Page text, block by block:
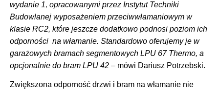
wydanie 1, opracowanymi przez Instytut Techniki
Budowlanej wyposażeniem przeciwwłamaniowym w
klasie RC2, które jeszcze dodatkowo podnosi poziom ich
odporności na włamanie. Standardowo oferujemy je w
garażowych bramach segmentowych LPU 67 Thermo, a
opcjonalnie do bram LPU 42 – mówi Dariusz Potrzebski.
Zwiększona odporność drzwi i bram na włamanie nie